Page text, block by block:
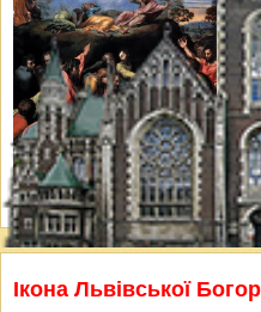
Ікона Львівської